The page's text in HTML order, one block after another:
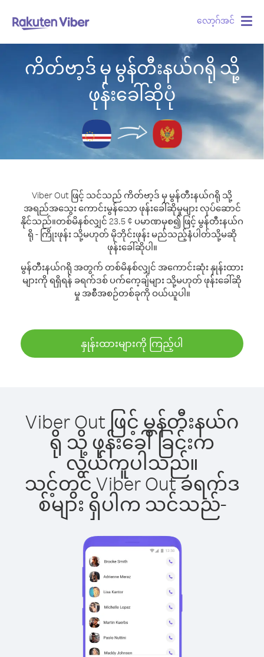
လော့ဂ်အင်
ကိတ်ဗာ့ဒ် မှ မွန်တီးနယ်ဂရို သို့
ဖုန်းခေါ်ဆိုပုံ
Viber Out ဖြင့် သင်သည် ကိတ်ဗာ့ဒ် မှ မွန်တီးနယ်ဂရို သို့
အရည်အသွေး ကောင်းမွန်သော ဖုန်းခေါ်ဆိုမှုများ လုပ်ဆောင်
နိုင်သည်။တစ်မိနစ်လျှင် 23.5 ¢ ပမာဏမှစ၍ ဖြင့် မွန်တီးနယ်ဂ
ရို - ကြိုးဖုန်း သို့မဟုတ် မိုဘိုင်းဖုန်း မည်သည့်နံပါတ်သို့မဆို
ဖုန်းခေါ်ဆိုပါ။
မွန်တီးနယ်ဂရို အတွက် တစ်မိနစ်လျှင် အကောင်းဆုံး နှုန်းထား
များကို ရရှိရန် ခရက်ဒစ် ပက်ကေ့ချ်များ သို့မဟုတ် ဖုန်းခေါ်ဆို
မှု အစီအစဉ်တစ်ခုကို ဝယ်ယူပါ။
နှုန်းထားများကို ကြည့်ပါ
Viber Out ဖြင့် မွန်တီးနယ်ဂ
ရို သို့ ဖုန်းခေါ်ခြင်းက
လွယ်ကူပါသည်။
သင့်တွင် Viber Out ခရက်ဒ
စ်များ ရှိပါက သင်သည်-